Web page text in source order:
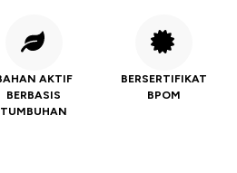
AKTIF
BERBASIS
TUMBUHAN
BERSERTIFIKAT
BPOM